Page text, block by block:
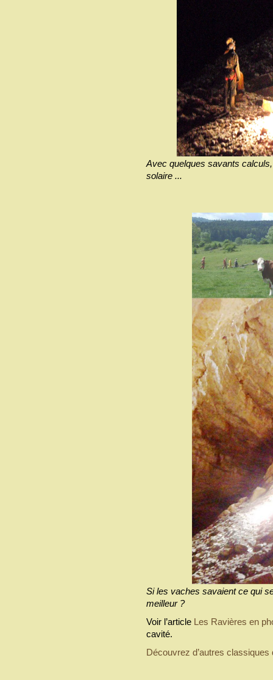
Avec quelques savants
solaire ...
Si les vaches savaient ce qui
meilleur ?
Voir l’article Les Ravières en
cavité.
Découvrez d’autres classiques